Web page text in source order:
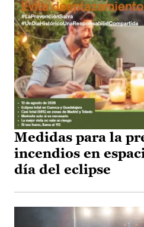
Medidas para la
incendios en
día del eclipse